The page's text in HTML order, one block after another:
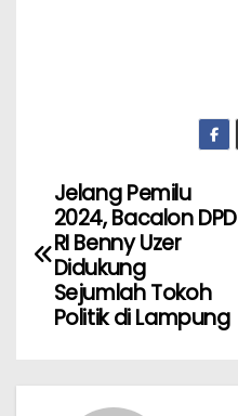
Jelang Pemilu
2024, Bacalon DPD
RI Benny Uzer
Didukung
Sejumlah Tokoh
Politik di Lampung